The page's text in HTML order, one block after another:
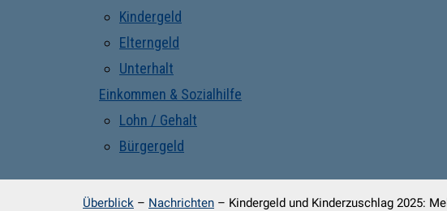
Kindergeld
Elterngeld
Unterhalt
Einkommen & Sozialhilfe
Lohn / Gehalt
Bürgergeld
Überblick – Nachrichten – Kindergeld und Kinderzuschlag 2025: